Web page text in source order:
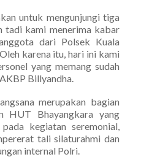
untuk mengunjungi tiga
tadi kami menerima kabar
dari Polsek Kuala
karena itu, hari ini kami
yang memang sudah
Billyandha.
merupakan bagian
HUT Bhayangkara yang
kegiatan seremonial,
tali silaturahmi dan
internal Polri.